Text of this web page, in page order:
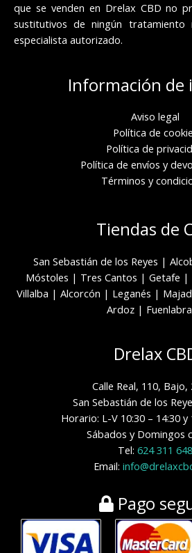
que se venden en Drelax CBD no
sustitutivos de ningún tratamiento
especialista autorizado.
Información de
Aviso legal
Política de
Política de
Política de envíos y
Términos y
Tiendas de
San Sebastián de los Reyes |
Móstoles | Tres Cantos | Getafe |
Villalba | Alcorcón | Leganés |
Ardoz |
Drelax
Calle Real, 110, Bajo,
San Sebastián de los
Horario: L-V 10:30 – 14:30 y
Sábados y Domingos
Tel: 624 311 648
Email:
Pago